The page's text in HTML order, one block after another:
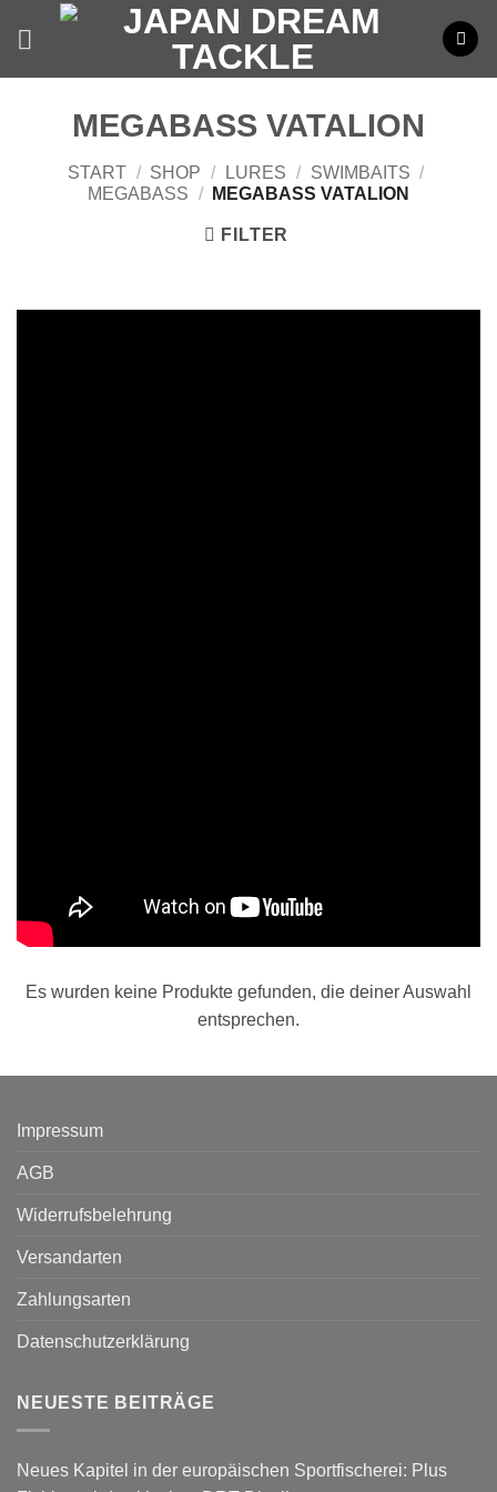
MEGABASS VATALION
START / SHOP / LURES / SWIMBAITS /
MEGABASS / MEGABASS VATALION
FILTER
Es wurden keine Produkte gefunden, die deiner Auswahl
entsprechen.
Impressum
AGB
Widerrufsbelehrung
Versandarten
Zahlungsarten
Datenschutzerklärung
NEUESTE BEITRÄGE
Neues Kapitel in der europäischen Sportfischerei: Plus